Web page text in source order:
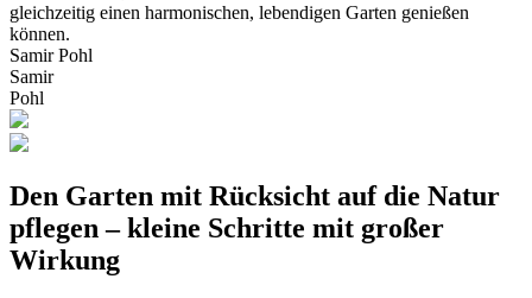
gleichzeitig einen harmonischen, lebendigen Garten genießen
können.
Samir Pohl
Samir
Pohl
Den Garten mit Rücksicht auf die Natur
pflegen – kleine Schritte mit großer
Wirkung